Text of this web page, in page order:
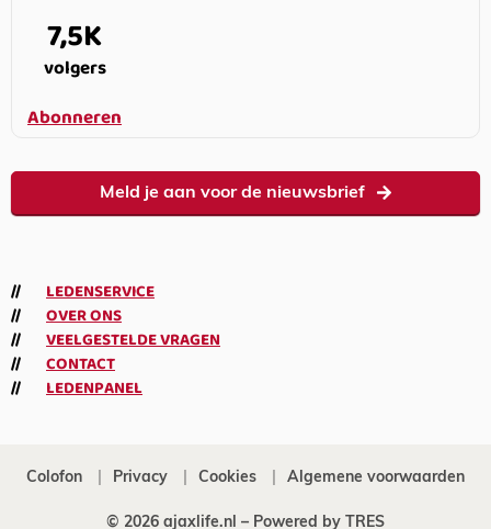
7,5K
volgers
Abonneren
Meld je aan voor de nieuwsbrief
LEDENSERVICE
OVER ONS
VEELGESTELDE VRAGEN
CONTACT
LEDENPANEL
Colofon Privacy Cookies Algemene voorwaarden
© 2026 ajaxlife.nl – Powered by TRES